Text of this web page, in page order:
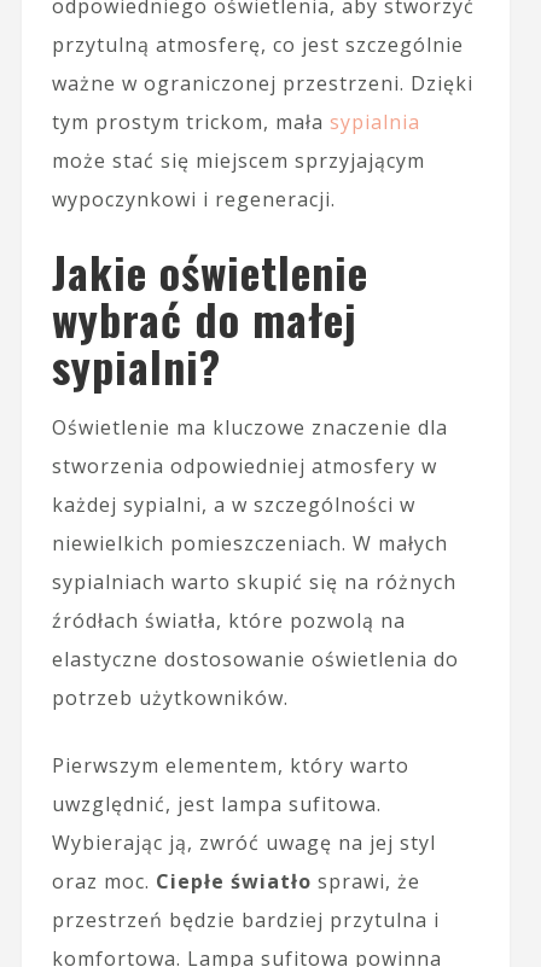
odpowiedniego oświetlenia, aby stworzyć
przytulną atmosferę, co jest szczególnie
ważne w ograniczonej przestrzeni. Dzięki
tym prostym trickom, mała sypialnia
może stać się miejscem sprzyjającym
wypoczynkowi i regeneracji.
Jakie oświetlenie
wybrać do małej
sypialni?
Oświetlenie ma kluczowe znaczenie dla
stworzenia odpowiedniej atmosfery w
każdej sypialni, a w szczególności w
niewielkich pomieszczeniach. W małych
sypialniach warto skupić się na różnych
źródłach światła, które pozwolą na
elastyczne dostosowanie oświetlenia do
potrzeb użytkowników.
Pierwszym elementem, który warto
uwzględnić, jest lampa sufitowa.
Wybierając ją, zwróć uwagę na jej styl
oraz moc. Ciepłe światło sprawi, że
przestrzeń będzie bardziej przytulna i
komfortowa. Lampa sufitowa powinna